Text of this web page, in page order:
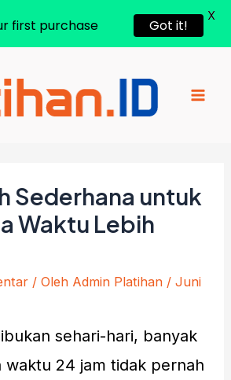
Sederhana untuk
Waktu Lebih
/ Oleh Admin Platihan /Juni
sehari-hari, banyak
waktu 24 jam tidak pernah
first purchase Got it!
X